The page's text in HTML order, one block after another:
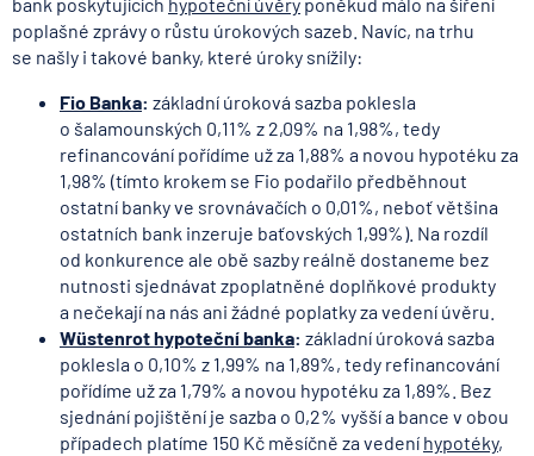
poplašné zprávy o růstu úrokových sazeb. Navíc, na trhu
se našly i takové banky, které úroky snížily:
Fio Banka: základní úroková sazba poklesla
o šalamounských 0,11% z 2,09% na 1,98%, tedy
refinancování pořídíme už za 1,88% a novou hypotéku za
1,98% (tímto krokem se Fio podařilo předběhnout
ostatní banky ve srovnávačích o 0,01%, neboť většina
ostatních bank inzeruje baťovských 1,99%). Na rozdíl
od konkurence ale obě sazby reálně dostaneme bez
nutnosti sjednávat zpoplatněné doplňkové produkty
a nečekají na nás ani žádné poplatky za vedení úvěru.
Wüstenrot hypoteční banka: základní úroková sazba
poklesla o 0,10% z 1,99% na 1,89%, tedy refinancování
pořídíme už za 1,79% a novou hypotéku za 1,89%. Bez
sjednání pojištění je sazba o 0,2% vyšší a bance v obou
případech platíme 150 Kč měsíčně za vedení hypotéky,